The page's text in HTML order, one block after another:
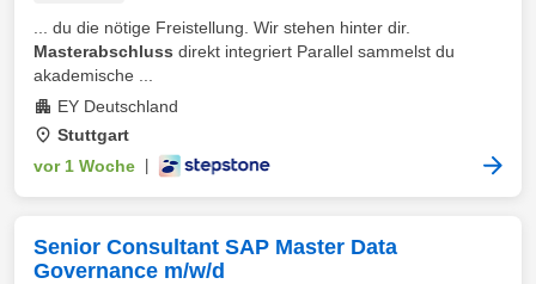
... du die nötige Freistellung. Wir stehen hinter dir.
Masterabschluss direkt integriert Parallel sammelst du
akademische ...
EY Deutschland
Stuttgart
vor 1 Woche
Senior Consultant SAP Master Data
Governance m/w/d